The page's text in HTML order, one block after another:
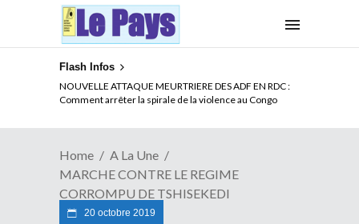
Flash Infos
NOUVELLE ATTAQUE MEURTRIERE DES ADF EN RDC :
Comment arrêter la spirale de la violence au Congo
LA CITE SANS VERTU
Home
A La Une
MARCHE CONTRE LE REGIME
CORROMPU DE TSHISEKEDI
20 octobre 2019